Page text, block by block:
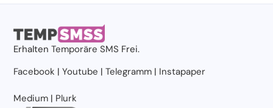
ErhaltenTemporäre SMS Frei.
Facebook |Youtube |Telegramm | Instapaper
Medium | Plurk